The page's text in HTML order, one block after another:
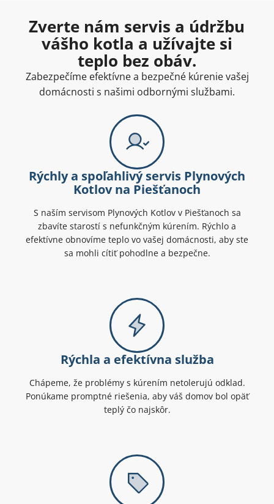
Zverte nám servis a údržbu
vášho kotla a užívajte si
teplo bez obáv.
Zabezpečíme efektívne a bezpečné kúrenie vašej
domácnosti s našimi odbornými službami.
Rýchly a spoľahlivý servis Plynových
Kotlov na Piešťanoch
S naším servisom Plynových Kotlov v Piešťanoch sa
zbavíte starostí s nefunkčným kúrením. Rýchlo a
efektívne obnovíme teplo vo vašej domácnosti, aby ste
sa mohli cítiť pohodlne a bezpečne.
Rýchla a efektívna služba
Chápeme, že problémy s kúrením netolerujú odklad.
Ponúkame promptné riešenia, aby váš domov bol opäť
teplý čo najskôr.